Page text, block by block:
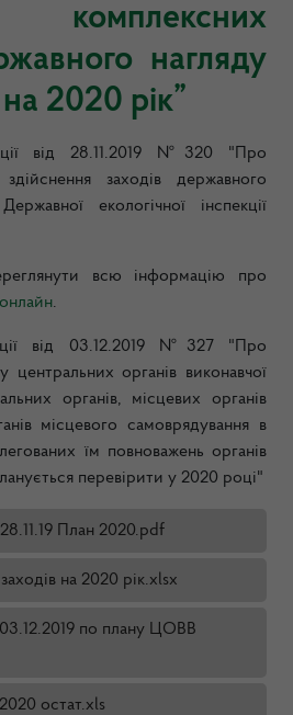
комплексних
нагляду
2020 рік”
від 28.11.2019 №320 "Про
заходів державного
екологічної інспекції
всю інформацію про
онлайн.
від 03.12.2019 №327 "Про
центральних органів виконавчої
органів, місцевих органів
місцевого самоврядування в
їм повноважень органів
перевірити у 2020 році"
План 2020.pdf
на 2020 рік.xlsx
по плану ЦОВВ
остат.xls